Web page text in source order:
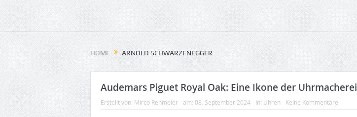
HOME ARNOLD SCHWARZENEGGER
Audemars Piguet Royal Oak: Eine Ikone der Uhrmacherei
Erstellt von: Mirco Rehmeier am: 08. September 2024 In: Uhren Keine Kommentare